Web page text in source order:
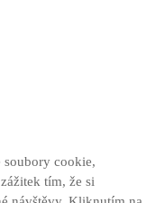
soubory cookie,
tím, že si